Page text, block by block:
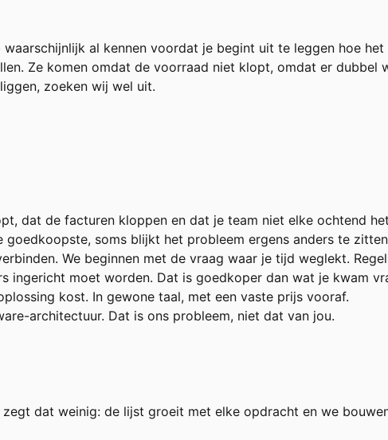
al kennen voordat je begint uit te leggen hoe het
Ze komen omdat de voorraad niet klopt, omdat er
zoeken wij wel uit.
dat de facturen kloppen en dat je team niet elke ochtend
soms blijkt het probleem ergens anders te
We beginnen met de vraag waar je tijd weglekt.
moet worden. Dat is goedkoper dan wat je kwam
kost. In gewone taal, met een vaste prijs vooraf.
architectuur. Dat is ons probleem, niet dat van jou.
dat weinig: de lijst groeit met elke opdracht en we